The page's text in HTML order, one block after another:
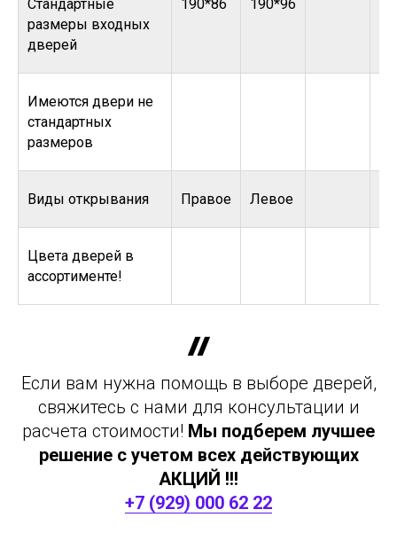
Стандартные
размеры входных
дверей
190*86 190*96
Имеются двери не
стандартных
размеров
Виды открывания Правое Левое
Цвета дверей в
ассортименте!
Если вам нужна помощь в выборе дверей,
свяжитесь с нами для консультации и
расчета стоимости! Мы подберем лучшее
решение с учетом всех действующих
АКЦИЙ !!!
+7 (929) 000 62 22